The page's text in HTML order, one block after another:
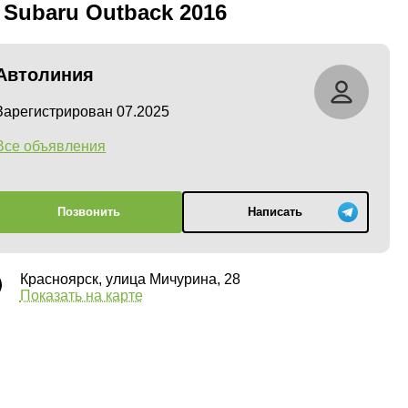
Subaru Outback 2016
07.2025
объявления
Позвонить Написать
Красноярск, улица Мичурина, 28
Показать на карте